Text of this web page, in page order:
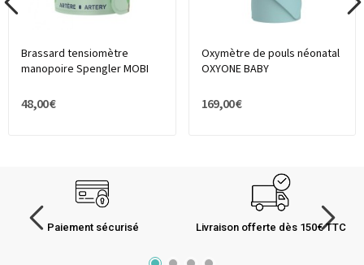
Brassard tensiomètre
manopoire Spengler MOBI
48,00 €
Oxymètre de pouls néonatal
OXYONE BABY
169,00 €
Paiement sécurisé Livraison offerte dès 150€ TTC